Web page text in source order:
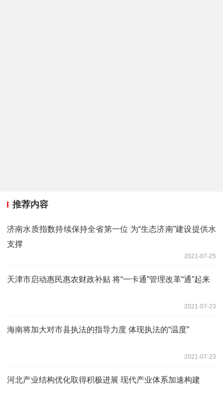
推荐内容
济南水质指数持续保持全省第一位 为“生态济南”建设提供水
支撑
2021-07-25
天津市启动惠民惠农财政补贴 将“一卡通”管理改革“通”起来
2021-07-23
海南将加大对市县执法的指导力度 体现执法的“温度”
2021-07-23
河北产业结构优化取得积极进展 现代产业体系加速构建